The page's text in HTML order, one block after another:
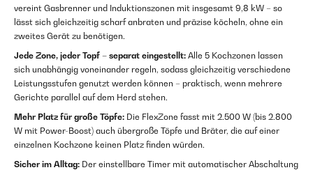
vereint Gasbrenner und Induktionszonen mit insgesamt 9,8 kW – so
lässt sich gleichzeitig scharf anbraten und präzise köcheln, ohne ein
zweites Gerät zu benötigen.
Jede Zone, jeder Topf – separat eingestellt: Alle 5 Kochzonen lassen
sich unabhängig voneinander regeln, sodass gleichzeitig verschiedene
Leistungsstufen genutzt werden können – praktisch, wenn mehrere
Gerichte parallel auf dem Herd stehen.
Mehr Platz für große Töpfe: Die FlexZone fasst mit 2.500 W (bis 2.800
W mit Power-Boost) auch übergroße Töpfe und Bräter, die auf einer
einzelnen Kochzone keinen Platz finden würden.
Sicher im Alltag: Der einstellbare Timer mit automatischer Abschaltung